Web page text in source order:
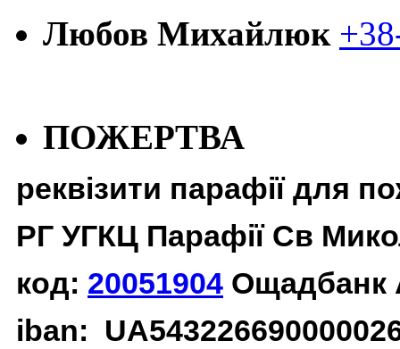
Любов Михайлюк
ПОЖЕРТВА
реквізити парафії для
РГ УГКЦ Парафії Св
код: 20051904 Ощадбанк
iban: